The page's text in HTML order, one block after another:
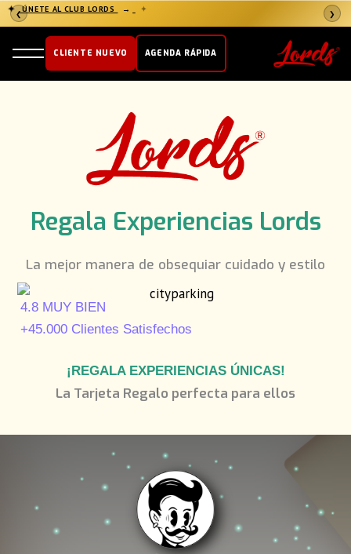
❮ ❯
✦ ÚNETE AL CLUB LORDS → ✦
CLIENTE NUEVO AGENDA RÁPIDA
Regala Experiencias Lords
La mejor manera de obsequiar cuidado y estilo
4.8 MUY BIEN
+45.000 Clientes Satisfechos
¡REGALA EXPERIENCIAS ÚNICAS!
La Tarjeta Regalo perfecta para ellos